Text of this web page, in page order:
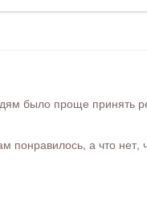
было проще принять
а что